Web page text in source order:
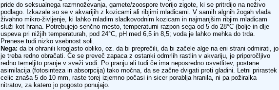
pride do seksualnega razmnoževanja, gamete/zoospore tvorijo zigote, ki se pritrdijo na neživo
podlago. Izkazale so se v akvarijih z kozicami ali ribjimi mladicami. V samih algnih žogah vlada
živahno mikro-življenje, ki lahko mladim sladkovodnim kozicam in najmanjšim ribjim mladicam
služi kot hrana. Potrebujejo senčno mesto, temperaturni razpon sega od 5 do 28°C (bolje in dlje
uspeva pri nižjih temperaturah, pod 24°C, pH med 6,5 in 8,5; voda je lahko mehka do trda.
Prenese tudi nizko vsebnost soli.
Nega: da bi ohranili kroglasto obliko, oz. da bi preprečili, da bi začele alge na eni strani odmirati, jo
je treba redno obračati. Če se preveč zapaca z ostanki odmrlih rastlin v akvariju, je priporočljivo
redno temeljito pranje v sveži vodi. Po pranju ali tudi če ima neposredno osvetlitev, postane
asimilacija (fotosinteza in absorpcija) tako močna, da se začne dvigati proti gladini. Letni prirastek
celic znaša 5 do 10 mm, raste torej izjemno počasi in sicer porablja hranila, ni pa požiralka
nitratov, za katero jo pogosto ponujajo.